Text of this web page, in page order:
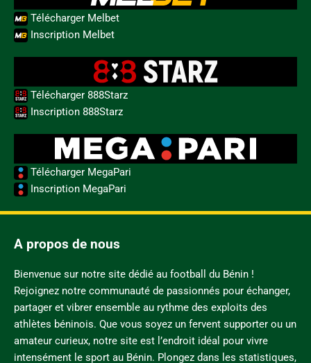
Télécharger Melbet
Inscription Melbet
Télécharger 888Starz
Inscription 888Starz
Télécharger MegaPari
Inscription MegaPari
A propos de nous
Bienvenue sur notre site dédié au football du Bénin !
Rejoignez notre communauté de passionnés pour échanger,
partager et vibrer ensemble au rythme des exploits des
athlètes béninois. Que vous soyez un fervent supporter ou un
amateur curieux, notre site est l’endroit idéal pour vivre
intensément le sport au Bénin. Plongez dans les statistiques,